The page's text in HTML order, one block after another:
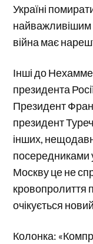
Україні
найважливішим
війна має
Інші до
президента
Президент
президент
інших,
посередниками
Москву це не
кровопролиття
очікується
Колонка: